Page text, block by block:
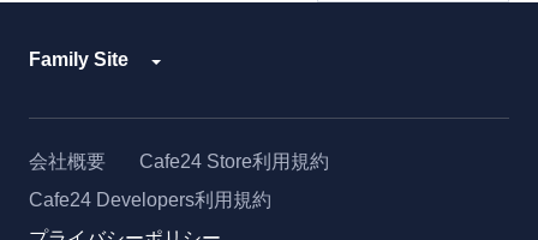
Family Site
会社概要
Cafe24 Store利用規約
Cafe24 Developers利用規約